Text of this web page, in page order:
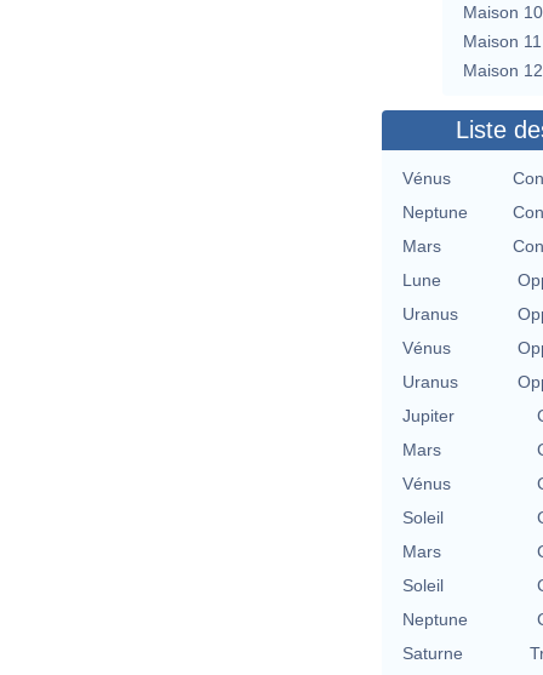
Maison 10
Maison 11
Maison 12
Liste
Vénus
Neptune
Mars
Lune
Uranus
Vénus
Uranus
Jupiter
Mars
Vénus
Soleil
Mars
Soleil
Neptune
Saturne